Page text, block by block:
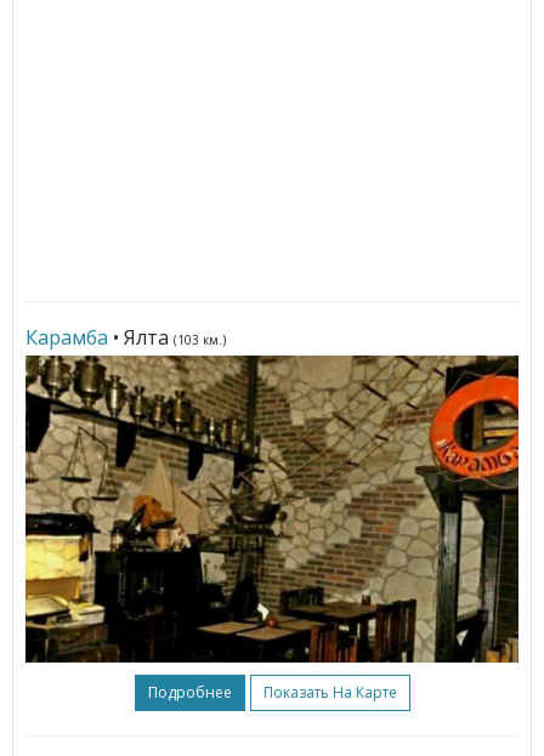
Карамба • Ялта (103 км.)
Подробнее Показать На Карте